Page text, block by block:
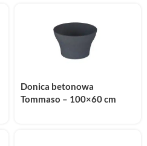
Donica betonowa
Tommaso – 100×60 cm